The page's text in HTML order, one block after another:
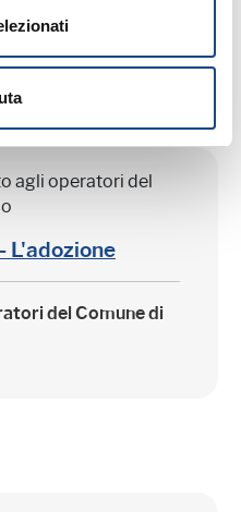
agli operatori del
L'adozione
del Comune di